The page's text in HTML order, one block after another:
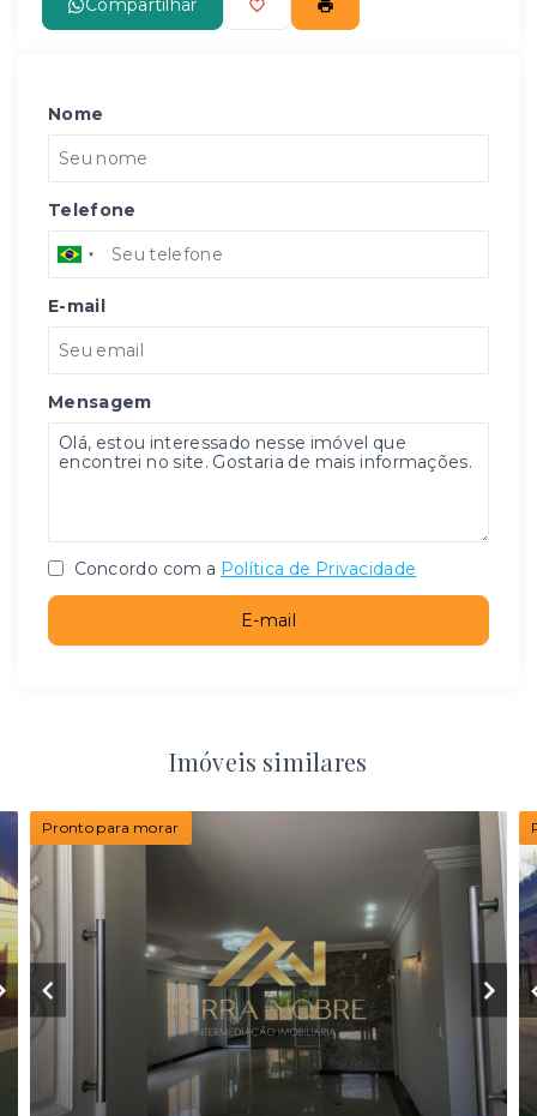
Compartilhar
Nome
Telefone
E-mail
Mensagem
Concordo com a Política de Privacidade
E-mail
Imóveis similares
Pronto para morar